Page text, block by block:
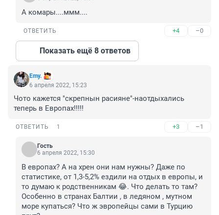
А комары....ммм....
ОТВЕТИТЬ +4 –0
Показать ещё 8 ответов
Emy.
6 апреля 2022, 15:23
Чото кажется "скрепнын расияне"-наотдыхались
теперь в Европах!!!!!
ОТВЕТИТЬ 1 +3 –1
Гость
6 апреля 2022, 15:30
В европах? А на хрен они нам нужны? Даже по
статистике, от 1,3-5,2% ездили на отдых в европы, и
то думаю к родственникам 😂. Что делать то там?
Особенно в странах Балтии , в ледяном , мутном
море купаться? Что ж эвропейцы сами в Турцию